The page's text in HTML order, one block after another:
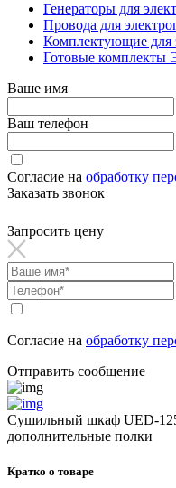
Генераторы для
Провода для
Комплектующие для
Готовые комплекты
Ваше имя
Ваш телефон
Согласие на обработку
Заказать звонок
Запросить цену
Согласие на обработку
Отправить сообщение
Сушильный шкаф UED-
дополнительные полки
Кратко о товаре